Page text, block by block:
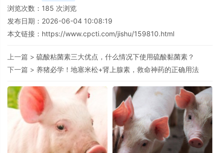
浏览次数： 185 次浏览
发布日期：2026-06-04 10:08:19
本文链接： https://www.cpcti.com/jishu/159810.html
上一篇 > 硫酸粘菌素三大优点，什么情况下使用硫酸黏菌素？
下一篇 > 养猪必学！地塞米松+肾上腺素，救命神药的正确用法